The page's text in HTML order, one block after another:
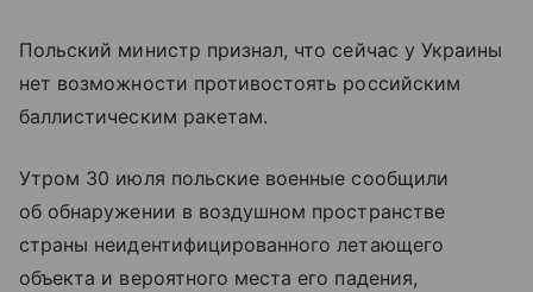
Польский министр признал, что сейчас у Украины
нет возможности противостоять российским
баллистическим ракетам.
Утром 30 июля польские военные сообщили
об обнаружении в воздушном пространстве
страны неидентифицированного летающего
объекта и вероятного места его падения,